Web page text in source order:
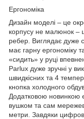
Ергономіка
Дизайн моделі – це
корпусу не малюнок –
ребер. Виглядає дуже
має гарну ергономіку
«сидить» у руці
Parlux дуже зручні у
швидкісних та 4
кнопка холодного
Додатковою новинкою
вушком та сам
метри. Завдяки